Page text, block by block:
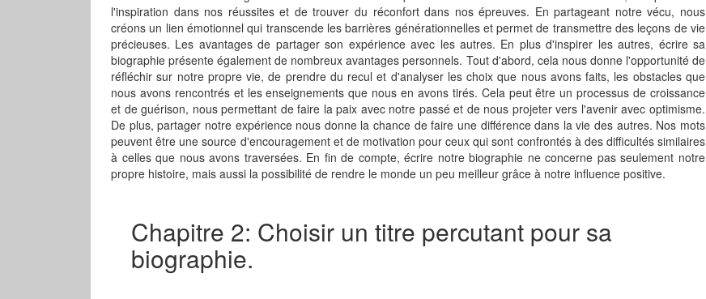
l'inspiration dans nos réussites et de trouver du réconfort dans nos épreuves. En partageant notre vécu, nous
créons un lien émotionnel qui transcende les barrières générationnelles et permet de transmettre des leçons de vie
précieuses. Les avantages de partager son expérience avec les autres. En plus d'inspirer les autres, écrire sa
biographie présente également de nombreux avantages personnels. Tout d'abord, cela nous donne l'opportunité de
réfléchir sur notre propre vie, de prendre du recul et d'analyser les choix que nous avons faits, les obstacles que
nous avons rencontrés et les enseignements que nous en avons tirés. Cela peut être un processus de croissance
et de guérison, nous permettant de faire la paix avec notre passé et de nous projeter vers l'avenir avec optimisme.
De plus, partager notre expérience nous donne la chance de faire une différence dans la vie des autres. Nos mots
peuvent être une source d'encouragement et de motivation pour ceux qui sont confrontés à des difficultés similaires
à celles que nous avons traversées. En fin de compte, écrire notre biographie ne concerne pas seulement notre
propre histoire, mais aussi la possibilité de rendre le monde un peu meilleur grâce à notre influence positive.
Chapitre 2: Choisir un titre percutant pour sa
biographie.